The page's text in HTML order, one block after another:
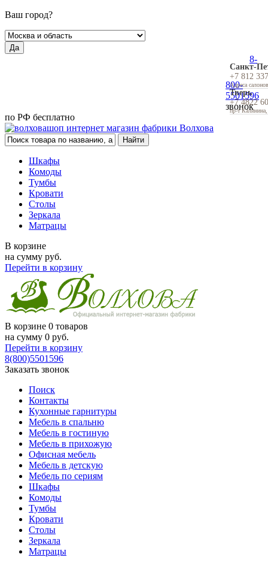
Ваш город?
Да
Санкт-
+7 812
Адреса
Тверь
+7 4822
пр-т
8-
800-
5501596
звонок
по РФ бесплатно
Шкафы
Комоды
Тумбы
Кровати
Столы
Зеркала
Матрацы
В корзине
на сумму руб.
Перейти в корзину
В корзине 0 товаров
на сумму 0 руб.
Перейти в корзину
8(800)5501596
Заказать звонок
Поиск
Контакты
Кухонные гарнитуры
Мебель в спальню
Мебель в гостиную
Мебель в прихожую
Офисная мебель
Мебель в детскую
Мебель по сериям
Шкафы
Комоды
Тумбы
Кровати
Столы
Зеркала
Матрацы